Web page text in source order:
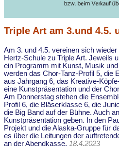
Triple Art am 3.und 4.5.
Am 3. und 4.5. vereinen sich
Hertz-Schule zu Triple Art. Jeweils
ein Programm mit Kunst, Musik
werden das Chor-Tanz-Profil 5, die
aus Jahrgang 6, das Kreative-
eine Kunstpräsentation und der
Am Donnerstag stehen die
Profil 6, die Bläserklasse 6, die
die Big Band auf der Bühne. Auch
Kunstpräsentation geben. In den
Projekt und die Alaska-Gruppe für
es über die Leitungen der
an der Abendkasse. 18.4.2023